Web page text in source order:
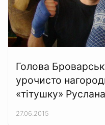
Голова
урочисто
«тітушку»
27.06.2015